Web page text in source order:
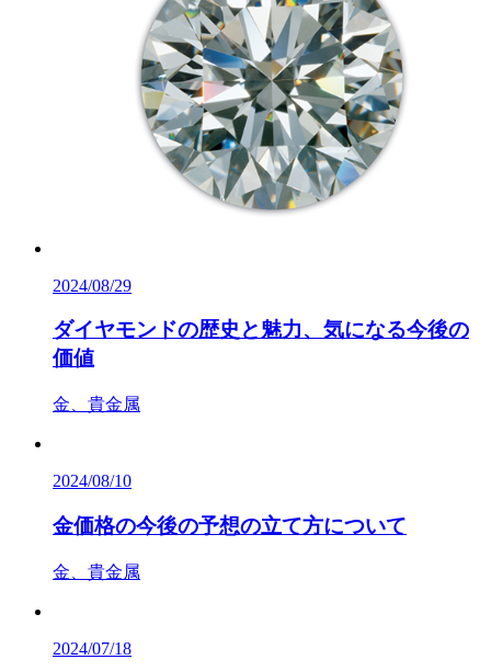
2024/08/29
ダイヤモンドの歴史と魅力、気になる今後の
価値
金、貴金属
2024/08/10
金価格の今後の予想の立て方について
金、貴金属
2024/07/18